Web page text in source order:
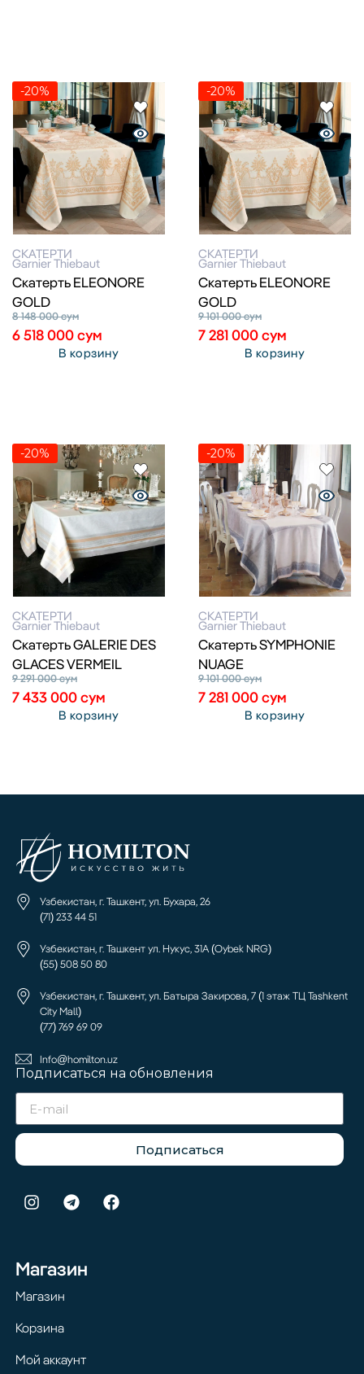
-20%
СКАТЕРТИ
Garnier Thiebaut
Скатерть ELEONORE
GOLD
8 148 000сум
6 518 000сум
В корзину
-20%
СКАТЕРТИ
Garnier Thiebaut
Скатерть ELEONORE
GOLD
9 101 000сум
7 281 000сум
В корзину
-20%
СКАТЕРТИ
Garnier Thiebaut
Скатерть GALERIE DES
GLACES VERMEIL
9 291 000сум
7 433 000сум
В корзину
-20%
СКАТЕРТИ
Garnier Thiebaut
Скатерть SYMPHONIE
NUAGE
9 101 000сум
7 281 000сум
В корзину
Узбекистан, г. Ташкент, ул. Бухара, 26
(71) 233 44 51
Узбекистан, г. Ташкент ул. Нукус, 31А (Oybek NRG)
(55) 508 50 80
Узбекистан, г. Ташкент, ул. Батыра Закирова, 7 (1 этаж ТЦ Tashkent
City Mall)
(77) 769 69 09
Info@homilton.uz
Подписаться на обновления
Подписаться
Магазин
Магазин
Корзина
Мой аккаунт